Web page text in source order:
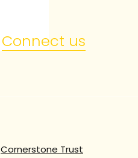
Connect us
Cornerstone Trust